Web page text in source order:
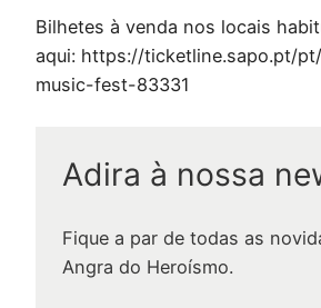
Bilhetes à venda nos locais
aqui: https://ticketline.sapo.pt/
music-fest-83331
Adira à nossa
Fique a par de todas as
Angra do Heroísmo.